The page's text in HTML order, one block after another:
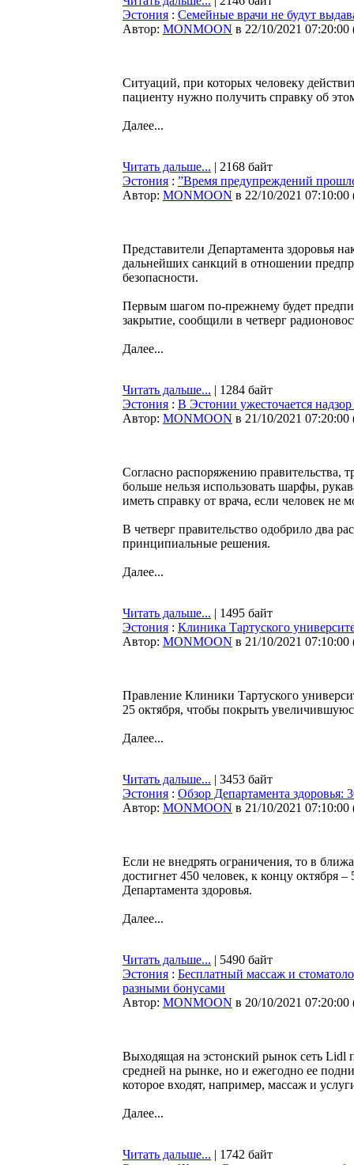
Эстония : Семейные врачи не будут
Автор: MONMOON в 22/10/2021 07:20:00
Ситуаций, при которых человеку
пациенту нужно получить справку об
Далее...
Читать дальше... | 2168 байт
Эстония : ”Время предупреждений
Автор: MONMOON в 22/10/2021 07:10:00
Представители Департамента здоровья
дальнейших санкций в отношении
безопасности.
Первым шагом по-прежнему будет
закрытие, сообщили в четверг
Далее...
Читать дальше... | 1284 байт
Эстония : В Эстонии ужесточается
Автор: MONMOON в 21/10/2021 07:20:00
Согласно распоряжению правительства,
больше нельзя использовать шарфы,
иметь справку от врача, если человек не
В четверг правительство одобрило два
принципиальные решения.
Далее...
Читать дальше... | 1495 байт
Эстония : Клиника Тартуского
Автор: MONMOON в 21/10/2021 07:10:00
Правление Клиники Тартуского
25 октября, чтобы покрыть
Далее...
Читать дальше... | 3453 байт
Эстония : Обзор Департамента здоровья:
Автор: MONMOON в 21/10/2021 07:10:00
Если не внедрять ограничения, то в
достигнет 450 человек, к концу октября
Департамента здоровья.
Далее...
Читать дальше... | 5490 байт
Эстония : Бесплатный массаж и
разными бонусами
Автор: MONMOON в 20/10/2021 07:20:00
Выходящая на эстонский рынок сеть Lidl
средней на рынке, но и ежегодно ее
которое входят, например, массаж и
Далее...
Читать дальше... | 1742 байт